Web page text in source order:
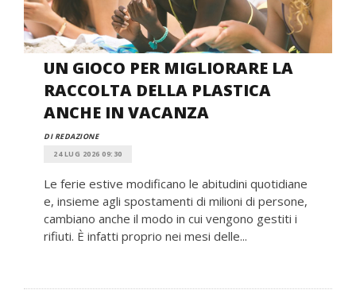
UN GIOCO PER MIGLIORARE LA
RACCOLTA DELLA PLASTICA
ANCHE IN VACANZA
DI REDAZIONE
24 LUG 2026 09:30
Le ferie estive modificano le abitudini quotidiane
e, insieme agli spostamenti di milioni di persone,
cambiano anche il modo in cui vengono gestiti i
rifiuti. È infatti proprio nei mesi delle...